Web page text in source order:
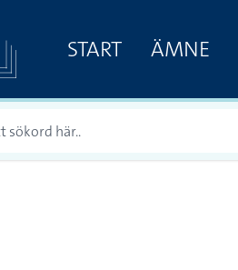
START ÄMNE